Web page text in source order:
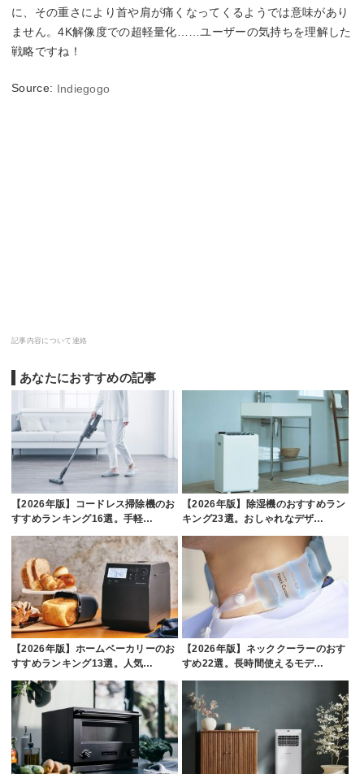
に、その重さにより首や肩が痛くなってくるようでは意味があり
ません。4K解像度での超軽量化……ユーザーの気持ちを理解した
戦略ですね！
Source: Indiegogo
記事内容について連絡
あなたにおすすめの記事
【2026年版】コードレス掃除機のお
すすめランキング16選。手軽…
【2026年版】除湿機のおすすめラン
キング23選。おしゃれなデザ…
【2026年版】ホームベーカリーのお
すすめランキング13選。人気…
【2026年版】ネッククーラーのおす
すめ22選。長時間使えるモデ…